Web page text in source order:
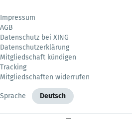
Impressum
AGB
Datenschutz bei XING
Datenschutzerklärung
Mitgliedschaft kündigen
Tracking
Mitgliedschaften widerrufen
Sprache Deutsch